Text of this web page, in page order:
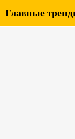
Главные